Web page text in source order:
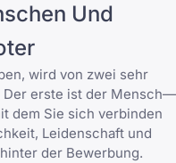
Und
wird von zwei sehr
erste ist der Mensch—
dem Sie sich verbinden
Leidenschaft und
der Bewerbung.